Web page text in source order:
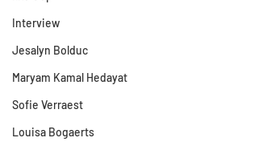
Interview
Jesalyn Bolduc
Maryam Kamal Hedayat
Sofie Verraest
Louisa Bogaerts